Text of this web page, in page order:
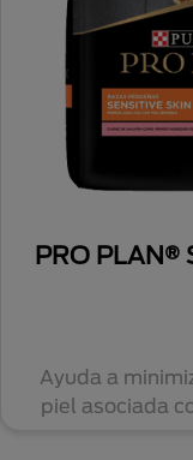
PRO PLAN®
Ayuda a
piel asociada